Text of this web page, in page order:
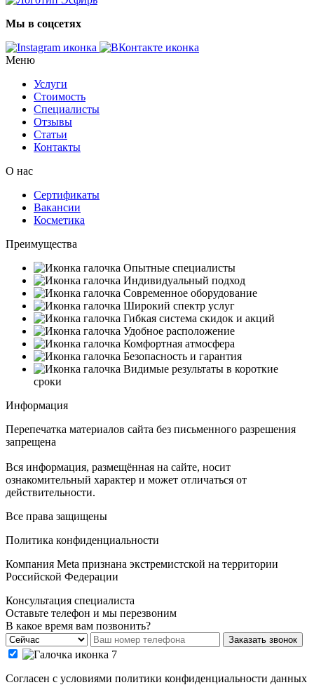
Мы в соцсетях
Меню
Услуги
Стоимость
Специалисты
Отзывы
Статьи
Контакты
О нас
Сертификаты
Вакансии
Косметика
Преимущества
Опытные специалисты
Индивидуальный подход
Современное оборудование
Широкий спектр услуг
Гибкая система скидок и акций
Удобное расположение
Комфортная атмосфера
Безопасность и гарантия
Видимые результаты в короткие
сроки
Информация
Перепечатка материалов сайта без письменного разрешения
запрещена
Вся информация, размещённая на сайте, носит
ознакомительный характер и может отличаться от
действительности.
Все права защищены
Политика конфиденциальности
Компания Meta признана экстремистской на территории
Российской Федерации
Консультация специалиста
Оставьте телефон и мы перезвоним
В какое время вам позвонить?
Заказать звонок
Cогласен с условиями политики конфиденциальности данных